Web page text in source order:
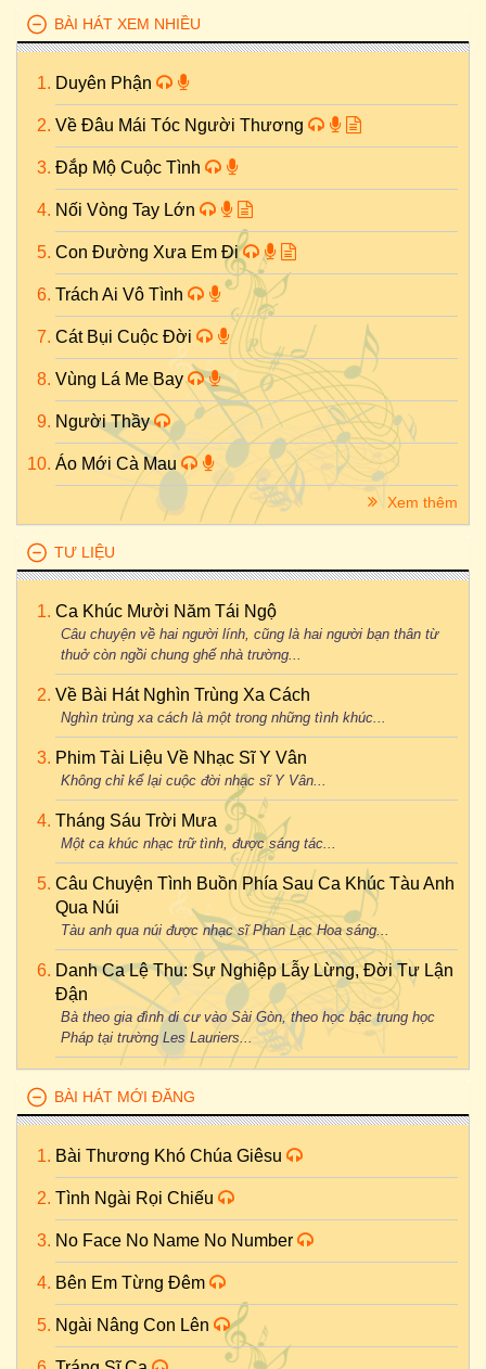
BÀI HÁT XEM NHIỀU
Duyên Phận
Về Đâu Mái Tóc Người Thương
Đắp Mộ Cuộc Tình
Nối Vòng Tay Lớn
Con Đường Xưa Em Đi
Trách Ai Vô Tình
Cát Bụi Cuộc Đời
Vùng Lá Me Bay
Người Thầy
Áo Mới Cà Mau
Xem thêm
TƯ LIỆU
Ca Khúc Mười Năm Tái Ngộ
Câu chuyện về hai người lính, cũng là hai người bạn thân từ
thuở còn ngồi chung ghế nhà trường...
Về Bài Hát Nghìn Trùng Xa Cách
Nghìn trùng xa cách là một trong những tình khúc...
Phim Tài Liệu Về Nhạc Sĩ Y Vân
Không chỉ kể lại cuộc đời nhạc sĩ Y Vân...
Tháng Sáu Trời Mưa
Một ca khúc nhạc trữ tình, được sáng tác...
Câu Chuyện Tình Buồn Phía Sau Ca Khúc Tàu Anh
Qua Núi
Tàu anh qua núi được nhạc sĩ Phan Lạc Hoa sáng...
Danh Ca Lệ Thu: Sự Nghiệp Lẫy Lừng, Đời Tư Lận
Đận
Bà theo gia đình di cư vào Sài Gòn, theo học bậc trung học
Pháp tại trường Les Lauriers...
BÀI HÁT MỚI ĐĂNG
Bài Thương Khó Chúa Giêsu
Tình Ngài Rọi Chiếu
No Face No Name No Number
Bên Em Từng Đêm
Ngài Nâng Con Lên